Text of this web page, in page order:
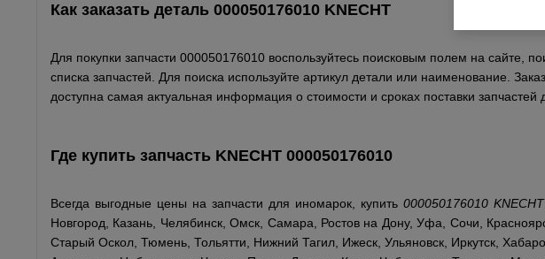
Как заказать деталь 000050176010 KNECHT
Для покупки запчасти 000050176010 воспользуйтесь поисковым полем на сайте,
списка запчастей. Для поиска используйте артикул детали или наименование.
доступна самая актуальная информация о стоимости и сроках поставки запчастей
Где купить запчасть KNECHT 000050176010
Всегда выгодные цены на запчасти для иномарок, купить 000050176010 KNECHT
Новгород, Казань, Челябинск, Омск, Самара, Ростов на Дону, Уфа, Сочи,
Старый Оскол, Тюмень, Тольятти, Нижний Тагил, Ижеск, Ульяновск, Иркутск,